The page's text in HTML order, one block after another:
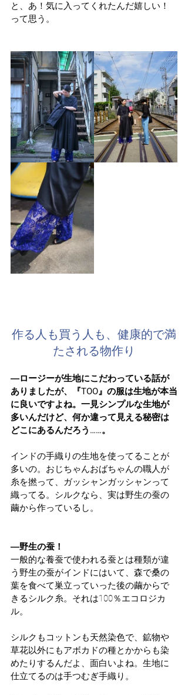
と、あ！気に入ってくれたんだ嬉しい！
って思う。
作る人も買う人も、健康的で満
たされる物作り
―ロージーが生地にこだわっている話が
ありましたが、『TOO』の服は生地が本当
に良いですよね。一見シンプルな生地が
多いんだけど、何か違って見える秘密は
どこにあるんだろう……。
インドの手織りの生地を使ってることが
多いの。おじちゃんおばちゃんの職人が
糸を撚って、ガッシャンガッシャンって
織ってる。シルクなら、実は野生の蚕の
繭から作っているし。
―野生の蚕！
一般的な養蚕で使われる蚕とは種類が違
う野生の蚕がインドにはいて、森で桑の
葉を食べて巣立っていった後の繭からで
きるシルク糸。それは100％エコロジカ
ル。
シルクもコットンも天然染色で、鉱物や
草花以外にもアボカドの種とかからも染
めたりするんだよ、面白いよね。生地に
仕立てるのは手つむぎ手織り。